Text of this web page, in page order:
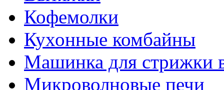
Кофемолки
Кухонные комбайны
Машинка для стрижки
Микроволновые печи